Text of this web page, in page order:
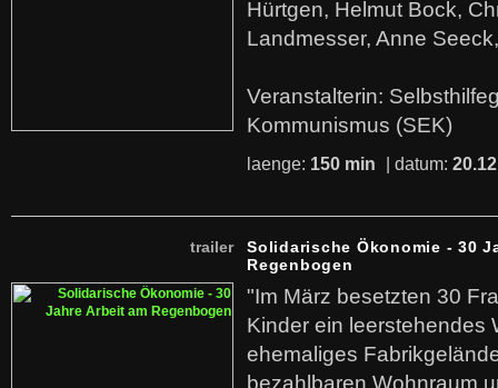
Hürtgen, Helmut Bock,
Landmesser, Anne
Veranstalterin:
Kommunismus (SEK)
laenge: 150 min | datum:
trailer
Solidarische Ökonomie - 30
Regenbogen
"Im März besetzten 30
Kinder ein leerstehendes
ehemaliges
bezahlbaren Wohnraum